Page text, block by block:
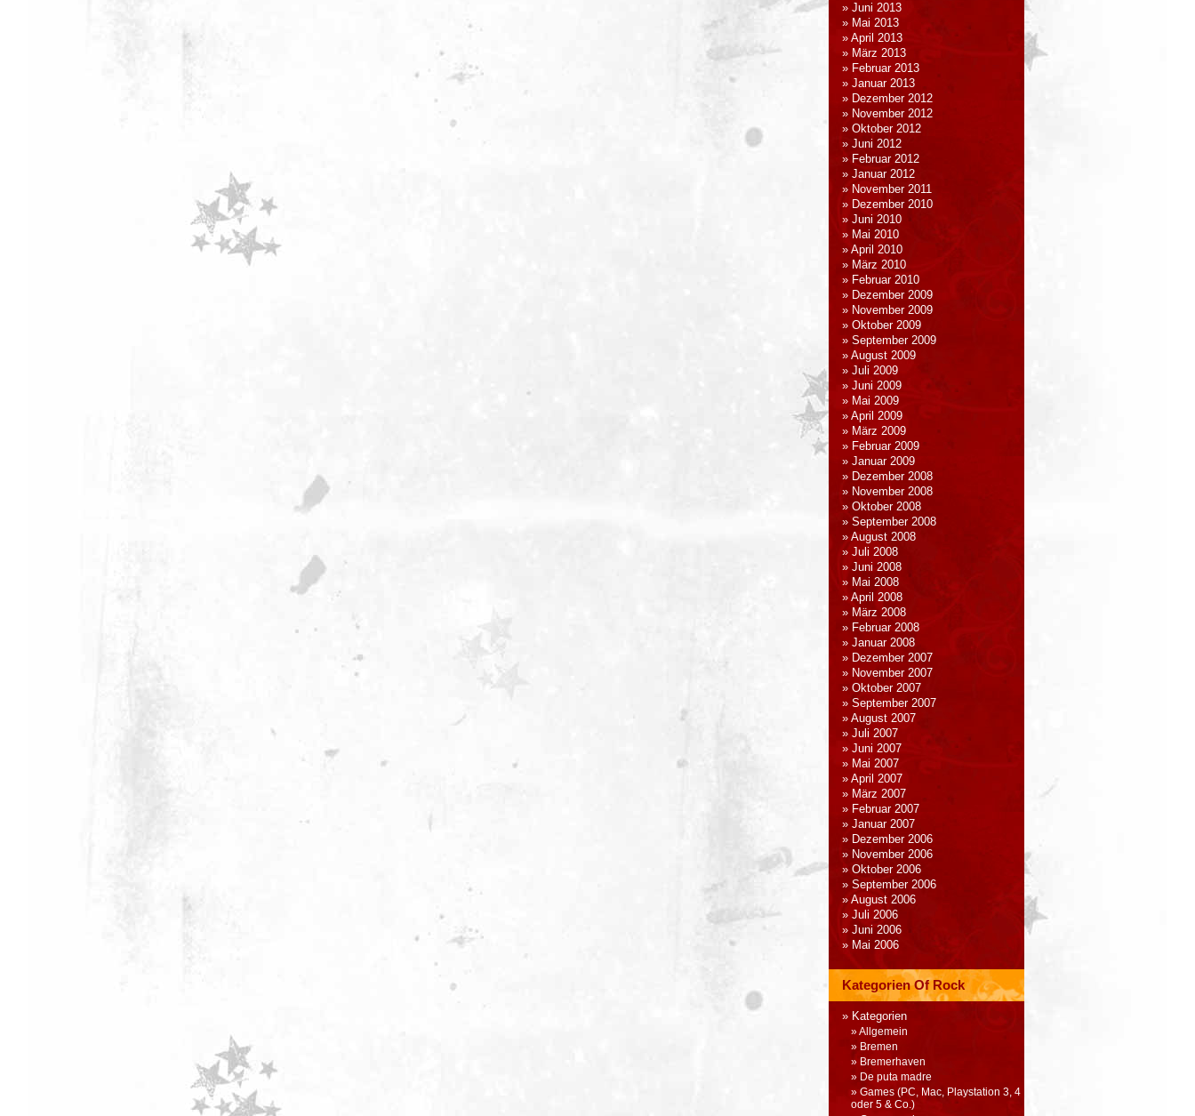
Juni 2013
Mai 2013
April 2013
März 2013
Februar 2013
Januar 2013
Dezember 2012
November 2012
Oktober 2012
Juni 2012
Februar 2012
Januar 2012
November 2011
Dezember 2010
Juni 2010
Mai 2010
April 2010
März 2010
Februar 2010
Dezember 2009
November 2009
Oktober 2009
September 2009
August 2009
Juli 2009
Juni 2009
Mai 2009
April 2009
März 2009
Februar 2009
Januar 2009
Dezember 2008
November 2008
Oktober 2008
September 2008
August 2008
Juli 2008
Juni 2008
Mai 2008
April 2008
März 2008
Februar 2008
Januar 2008
Dezember 2007
November 2007
Oktober 2007
September 2007
August 2007
Juli 2007
Juni 2007
Mai 2007
April 2007
März 2007
Februar 2007
Januar 2007
Dezember 2006
November 2006
Oktober 2006
September 2006
August 2006
Juli 2006
Juni 2006
Mai 2006
Kategorien Of Rock
Kategorien
Allgemein
Bremen
Bremerhaven
De puta madre
Games (PC, Mac, Playstation 3, 4
oder 5 & Co.)